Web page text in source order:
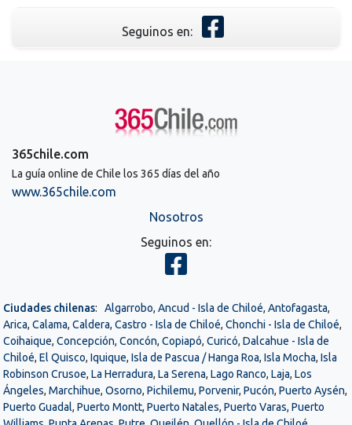
Seguinos en:
365chile.com
La guía online de Chile los 365 días del año
www.365chile.com
Nosotros
Seguinos en:
Ciudades chilenas: Algarrobo, Ancud - Isla de Chiloé, Antofagasta,
Arica, Calama, Caldera, Castro - Isla de Chiloé, Chonchi - Isla de Chiloé,
Coihaique, Concepción, Concón, Copiapó, Curicó, Dalcahue - Isla de
Chiloé, El Quisco, Iquique, Isla de Pascua / Hanga Roa, Isla Mocha, Isla
Robinson Crusoe, La Herradura, La Serena, Lago Ranco, Laja, Los
Ángeles, Marchihue, Osorno, Pichilemu, Porvenir, Pucón, Puerto Aysén,
Puerto Guadal, Puerto Montt, Puerto Natales, Puerto Varas, Puerto